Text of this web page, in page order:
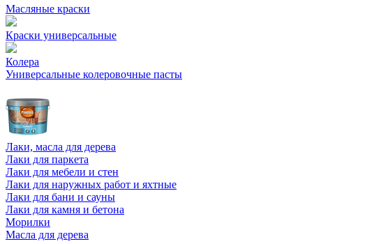
Масляные краски
Краски универсальные
Колера
Универсальные колеровочные пасты
Лаки, масла для дерева
Лаки для паркета
Лаки для мебели и стен
Лаки для наружных работ и яхтные
Лаки для бани и сауны
Лаки для камня и бетона
Морилки
Масла для дерева